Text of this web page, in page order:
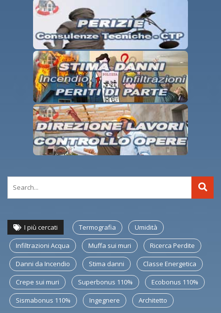
I più cercati Termografia Umidità
Infiltrazioni Acqua Muffa sui muri Ricerca Perdite
Danni da Incendio Stima danni Classe Energetica
Crepe sui muri Superbonus 110% Ecobonus 110%
Sismabonus 110% Ingegnere Architetto